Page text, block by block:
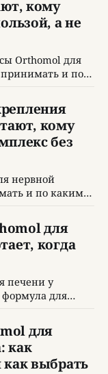
кому
а не
Orthomol для
принимать и по
кому
без
нервной
и по каким
для
когда
печени у
для
защиты и
стрессе и
заменяет
для
как
выбрать